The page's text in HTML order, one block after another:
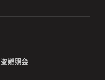
盗難照会